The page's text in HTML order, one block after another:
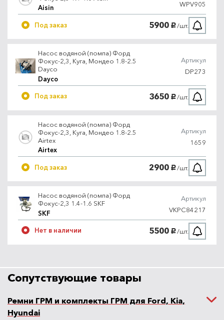
Aisin
WPV905
Под заказ 5900 руб./шт.
Насос водяной (помпа) Форд
Фокус-2,3, Куга, Мондео 1.8-2.5
Dayco
Dayco
Артикул
DP273
Под заказ 3650 руб./шт.
Насос водяной (помпа) Форд
Фокус-2,3, Куга, Мондео 1.8-2.5
Airtex
Airtex
Артикул
1659
Под заказ 2900 руб./шт.
Насос водяной (помпа) Форд
Фокус-2,3 1.4-1.6 SKF
SKF
Артикул
VKPC84217
Нет в наличии 5500 руб./шт.
Сопутствующие товары
Ремни ГРМ и комплекты ГРМ для Ford, Kia,
Hyundai